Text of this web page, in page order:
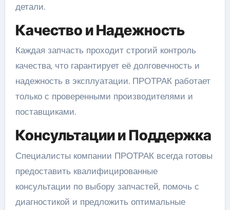
детали.
Качество и Надежность
Каждая запчасть проходит строгий контроль
качества, что гарантирует её долговечность и
надежность в эксплуатации. ПРОТРАК работает
только с проверенными производителями и
поставщиками.
Консультации и Поддержка
Специалисты компании ПРОТРАК всегда готовы
предоставить квалифицированные
консультации по выбору запчастей, помочь с
диагностикой и предложить оптимальные